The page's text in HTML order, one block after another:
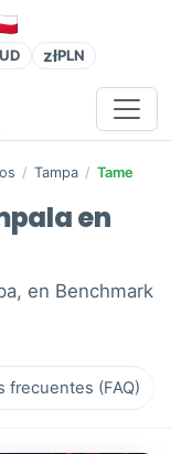
złPLN
/ Tampa / Tame
en
en Benchmark
frecuentes (FAQ)